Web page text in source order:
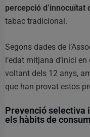
percepció d’innocuïtat
tabac tradicional.
Segons dades de
l’edat mitjana d’inici
voltant dels 12 anys,
que han provat estos
Prevenció selectiva
els hàbits de consum